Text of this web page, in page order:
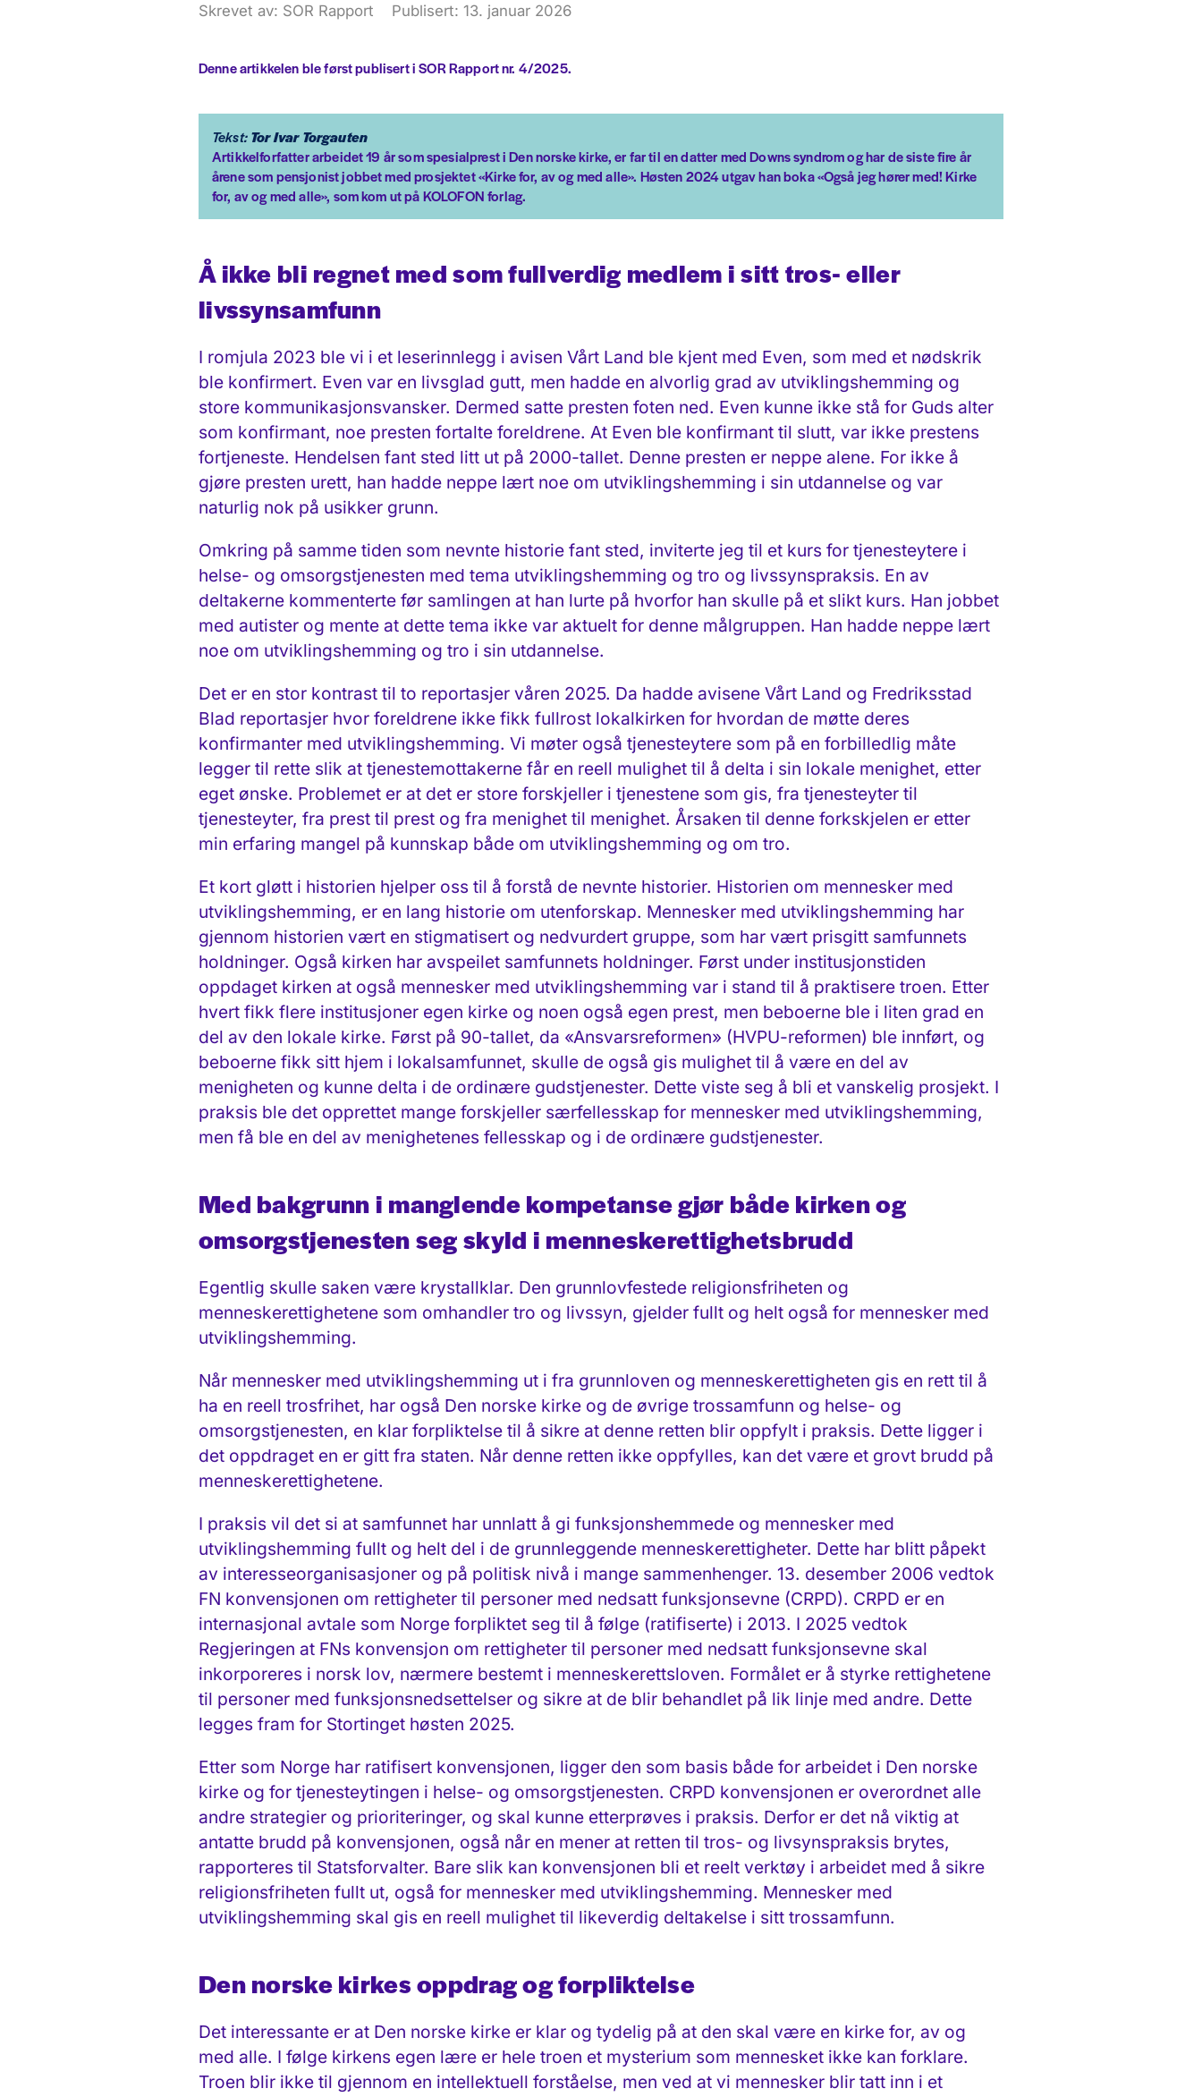
Skrevet av: SOR Rapport Publisert: 13. januar 2026
Denne artikkelen ble først publisert i SOR Rapport nr. 4/2025.
Tekst:Tor Ivar Torgauten
Artikkelforfatter arbeidet 19 år som spesialprest i Den norske kirke, er far til en datter med Downs syndrom og har de siste fire år
årene som pensjonist jobbet med prosjektet «Kirke for, av og med alle». Høsten 2024 utgav han boka «Også jeg hører med! Kirke
for, av og med alle», som kom ut på KOLOFON forlag.
Å ikke bli regnet med som fullverdig medlem i sitt tros- eller
livssynsamfunn
I romjula 2023 ble vi i et leserinnlegg i avisen Vårt Land ble kjent med Even, som med et nødskrik
ble konfirmert. Even var en livsglad gutt, men hadde en alvorlig grad av utviklingshemming og
store kommunikasjonsvansker. Dermed satte presten foten ned. Even kunne ikke stå for Guds alter
som konfirmant, noe presten fortalte foreldrene. At Even ble konfirmant til slutt, var ikke prestens
fortjeneste. Hendelsen fant sted litt ut på 2000-tallet. Denne presten er neppe alene. For ikke å
gjøre presten urett, han hadde neppe lært noe om utviklingshemming i sin utdannelse og var
naturlig nok på usikker grunn.
Omkring på samme tiden som nevnte historie fant sted, inviterte jeg til et kurs for tjenesteytere i
helse- og omsorgs­tjenesten med tema utviklingshemming og tro og livssynspraksis. En av
deltakerne kommenterte før samlingen at han lurte på hvorfor han skulle på et slikt kurs. Han jobbet
med autister og mente at dette tema ikke var aktuelt for denne målgruppen. Han hadde neppe lært
noe om utviklings­hemming og tro i sin utdannelse.
Det er en stor kontrast til to reportasjer våren 2025. Da hadde avisene Vårt Land og Fredriksstad
Blad reportasjer hvor foreldrene ikke fikk fullrost lokalkirken for hvordan de møtte deres
konfirmanter med utviklingshemming. Vi møter også tjenesteytere som på en forbilledlig måte
legger til rette slik at tjenestemottakerne får en reell mulighet til å delta i sin lokale menighet, etter
eget ønske. Problemet er at det er store forskjeller i tjenestene som gis, fra tjenesteyter til
tjenesteyter, fra prest til prest og fra menighet til menighet. Årsaken til denne forkskjelen er etter
min erfaring mangel på kunnskap både om utviklingshemming og om tro.
Et kort gløtt i historien hjelper oss til å forstå de nevnte historier. Historien om mennesker med
utviklingshemming, er en lang historie om utenforskap. Mennesker med utviklingshemming har
gjennom historien vært en stigmatisert og nedvurdert gruppe, som har vært prisgitt samfunnets
holdninger. Også kirken har avspeilet samfunnets holdninger. Først under institusjons­tiden
oppdaget kirken at også mennesker med utviklingshemming var i stand til å praktisere troen. Etter
hvert fikk flere institusjoner egen kirke og noen også egen prest, men beboerne ble i liten grad en
del av den lokale kirke. Først på 90-tallet, da «Ansvarsreformen» (HVPU-reformen) ble innført, og
beboerne fikk sitt hjem i lokalsamfunnet, skulle de også gis mulighet til å være en del av
menigheten og kunne delta i de ordinære gudstjenester. Dette viste seg å bli et vanskelig prosjekt. I
praksis ble det opprettet mange forskjeller særfellesskap for mennesker med utviklings­hemming,
men få ble en del av menighetenes fellesskap og i de ordinære gudstjenester.
Med bakgrunn i manglende kompetanse gjør både kirken og
omsorgstjenesten seg skyld i menneskerettighetsbrudd
Egentlig skulle saken være krystallklar. Den grunnlovfestede religionsfriheten og
menneskerettighetene som omhandler tro og livssyn, gjelder fullt og helt også for mennesker med
utviklingshemming.
Når mennesker med utviklingshemming ut i fra grunnloven og menneske­rettigheten gis en rett til å
ha en reell trosfrihet, har også Den norske kirke og de øvrige trossamfunn og helse- og
omsorgstjenesten, en klar forpliktelse til å sikre at denne retten blir oppfylt i praksis. Dette ligger i
det oppdraget en er gitt fra staten. Når denne retten ikke oppfylles, kan det være et grovt brudd på
menneskerettighetene.
I praksis vil det si at samfunnet har unnlatt å gi funksjonshemmede og mennesker med
utviklingshemming fullt og helt del i de grunnleggende menneske­rettigheter. Dette har blitt påpekt
av interesse­organisasjoner og på politisk nivå i mange sammenhenger. 13. desember 2006 vedtok
FN konvensjonen om rettigheter til personer med nedsatt funksjonsevne (CRPD). CRPD er en
internasjonal avtale som Norge forpliktet seg til å følge (ratifiserte) i 2013. I 2025 vedtok
Regjeringen at FNs konvensjon om rettigheter til personer med nedsatt funksjons­evne skal
inkorporeres i norsk lov, nærmere bestemt i menneske­retts­loven. Formålet er å styrke rettighetene
til personer med funksjonsnedsettelser og sikre at de blir behandlet på lik linje med andre. Dette
legges fram for Stortinget høsten 2025.
Etter som Norge har ratifisert konvensjonen, ligger den som basis både for arbeidet i Den norske
kirke og for tjenesteytingen i helse- og omsorgs­tjenesten. CRPD konvensjonen er over­ordnet alle
andre strategier og prioriteringer, og skal kunne etterprøves i praksis. Derfor er det nå viktig at
antatte brudd på konvensjonen, også når en mener at retten til tros- og livsynspraksis brytes,
rapporteres til Statsforvalter. Bare slik kan konvensjonen bli et reelt verktøy i arbeidet med å sikre
religionsfriheten fullt ut, også for mennesker med utviklingshemming. Mennesker med
utviklingshemming skal gis en reell mulighet til likeverdig deltakelse i sitt trossamfunn.
Den norske kirkes oppdrag og forpliktelse
Det interessante er at Den norske kirke er klar og tydelig på at den skal være en kirke for, av og
med alle. I følge kirkens egen lære er hele troen et mysterium som mennesket ikke kan forklare.
Troen blir ikke til gjennom en intellektuell forståelse, men ved at vi mennesker blir tatt inn i et